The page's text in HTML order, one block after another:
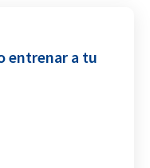
entrenar a tu